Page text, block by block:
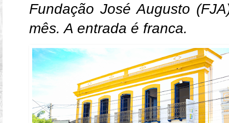
Fundação José Augusto
mês. A entrada é franca.